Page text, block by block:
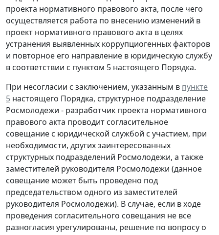
проекта нормативного правового акта, после чего
осуществляется работа по внесению изменений в
проект нормативного правового акта в целях
устранения выявленных коррупциогенных факторов
и повторное его направление в юридическую службу
в соответствии с пунктом 5 настоящего Порядка.
При несогласии с заключением, указанным в пункте
5 настоящего Порядка, структурное подразделение
Росмолодежи - разработчик проекта нормативного
правового акта проводит согласительное
совещание с юридической службой с участием, при
необходимости, других заинтересованных
структурных подразделений Росмолодежи, а также
заместителей руководителя Росмолодежи (данное
совещание может быть проведено под
председательством одного из заместителей
руководителя Росмолодежи). В случае, если в ходе
проведения согласительного совещания не все
разногласия урегулированы, решение по вопросу о